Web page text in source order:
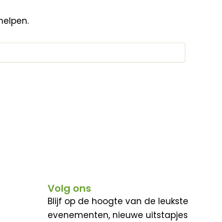
Volg ons
Blijf op de hoogte van de leukste
evenementen, nieuwe uitstapjes